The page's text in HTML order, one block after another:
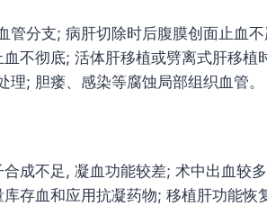
管分支; 病肝切除时后腹膜创面止血
不彻底; 活体肝移植或劈离式肝移植
理; 胆瘘、感染等腐蚀局部组织血管。
成不足, 凝血功能较差; 术中出血较
存血和应用抗凝药物; 移植肝功能恢